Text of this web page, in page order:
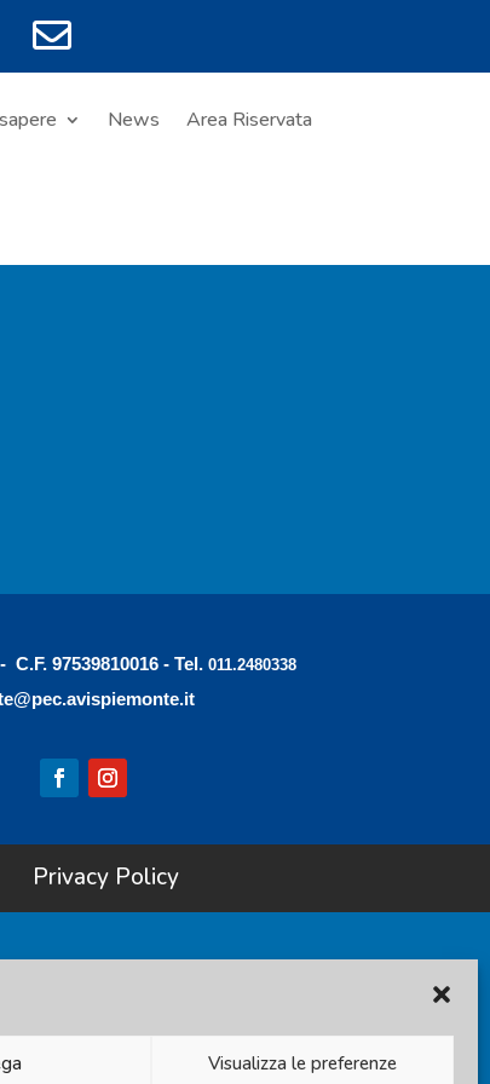
Visualizza le preferenze

News Area Riservata
C.F. 97539810016 - Tel. 011.2480338
Privacy Policy